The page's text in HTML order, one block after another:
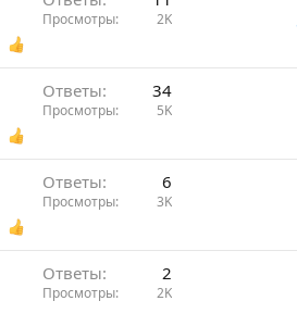
Просмотры 2K
Ответы 34
Просмотры 5K
Ответы 6
Просмотры 3K
Ответы 2
Просмотры 2K